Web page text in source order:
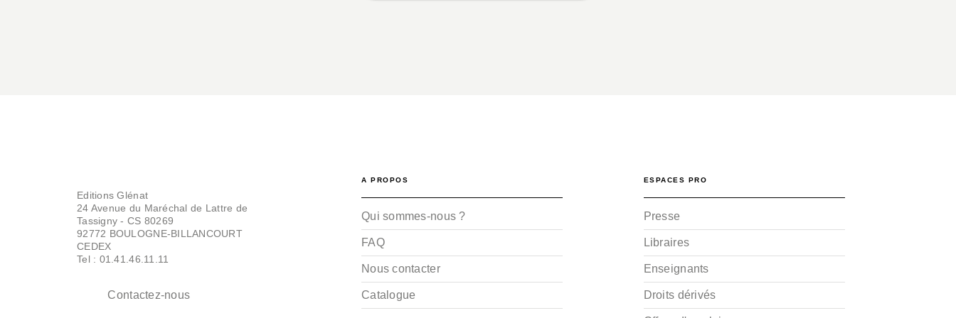
Editions Glénat
24 Avenue du Maréchal de Lattre de
Tassigny - CS 80269
92772 BOULOGNE-BILLANCOURT
CEDEX
Tel : 01.41.46.11.11
Contactez-nous
A PROPOS
Qui sommes-nous ?
FAQ
Nous contacter
Catalogue
ESPACES PRO
Presse
Libraires
Enseignants
Droits dérivés